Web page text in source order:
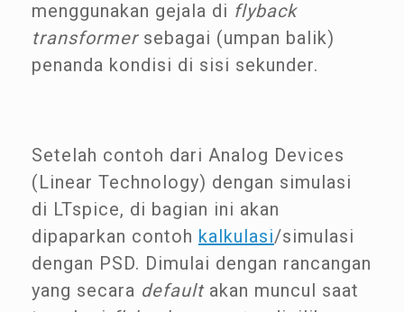
menggunakan gejala di flyback
transformersebagai (umpan balik)
penanda kondisi di sisi sekunder.
Setelah contoh dari Analog Devices
(Linear Technology) dengan simulasi
di LTspice, di bagian ini akan
dipaparkan contoh kalkulasi/simulasi
dengan PSD. Dimulai dengan rancangan
yang secara defaultakan muncul saat